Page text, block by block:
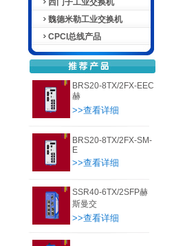
西门子工业交换机
魏德米勒工业交换机
CPCI总线产品
BRS20-8TX/2FX-EEC
赫
>>查看详细
BRS20-8TX/2FX-SM-
E
>>查看详细
SSR40-6TX/2SFP赫
斯曼交
>>查看详细